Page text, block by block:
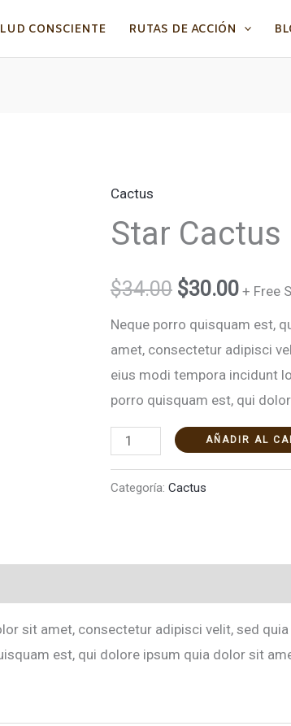
CONSCIENTE RUTAS DE ACCIÓN
Cactus
Star Cactus
$34.00
precio
original
era:
$34.00.
$30.00
precio
es:
+ Free
Neque porro quisquam est,
amet, consectetur adipisci
eius modi tempora incidunt
porro quisquam est, qui
Star
Cactus
cantidad
AÑADIR AL
Categoría: Cactus
sit amet, consectetur adipisci velit, sed
est, qui dolore ipsum quia dolor sit